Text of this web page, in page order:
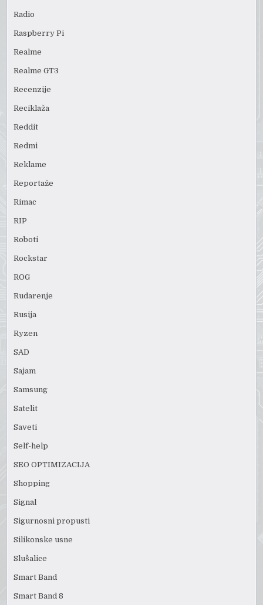
Radio
Raspberry Pi
Realme
Realme GT3
Recenzije
Reciklaža
Reddit
Redmi
Reklame
Reportaže
Rimac
RIP
Roboti
Rockstar
ROG
Rudarenje
Rusija
Ryzen
SAD
Sajam
Samsung
Satelit
Saveti
Self-help
SEO OPTIMIZACIJA
Shopping
Signal
Sigurnosni propusti
Silikonske usne
Slušalice
Smart Band
Smart Band 8